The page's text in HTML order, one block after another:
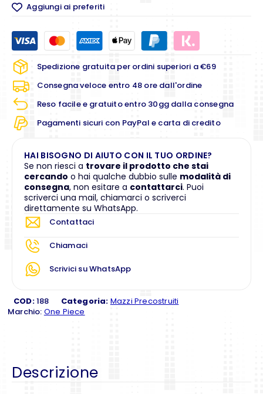
Aggiungi ai preferiti
Spedizione gratuita per ordini superiori a €69
Consegna veloce entro 48 ore dall'ordine
Reso facile e gratuito entro 30gg dalla consegna
Pagamenti sicuri con PayPal e carta di credito
HAI BISOGNO DI AIUTO CON IL TUO ORDINE?
Se non riesci a trovare il prodotto che stai
cercando o hai qualche dubbio sulle modalità di
consegna, non esitare a contattarci. Puoi
scriverci una mail, chiamarci o scriverci
direttamente su WhatsApp.
Contattaci
Chiamaci
Scrivici su WhatsApp
COD:188 Categoria: Mazzi Precostruiti
Marchio: One Piece
Descrizione